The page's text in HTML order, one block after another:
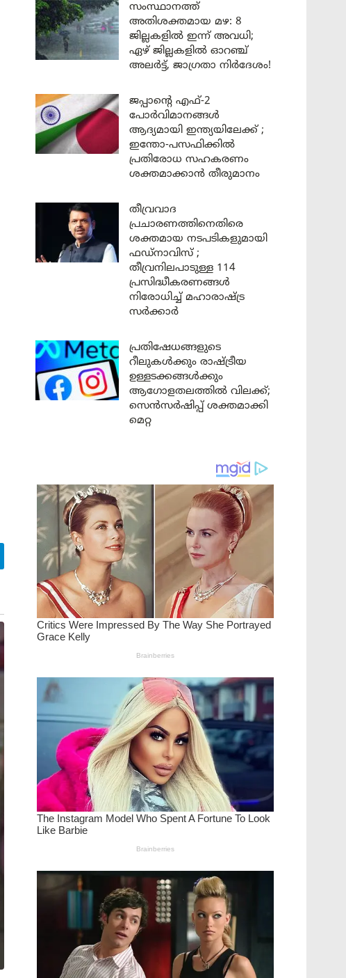
സംസ്ഥാനത്ത്
അതിശക്തമായ മഴ: 8
ജില്ലകളിൽ ഇന്ന് അവധി;
ഏഴ് ജില്ലകളിൽ ഓറഞ്ച്
അലർട്ട്, ജാഗ്രതാ നിർദേശം!
ജപ്പാന്റെ എഫ്-2
പോർവിമാനങ്ങൾ
ആദ്യമായി ഇന്ത്യയിലേക്ക് ;
ഇന്തോ-പസഫിക്കിൽ
പ്രതിരോധ സഹകരണം
ശക്തമാക്കാൻ തീരുമാനം
തീവ്രവാദ
പ്രചാരണത്തിനെതിരെ
ശക്തമായ നടപടികളുമായി
ഫഡ്നാവിസ് ;
തീവ്രനിലപാടുള്ള 114
പ്രസിദ്ധീകരണങ്ങൾ
നിരോധിച്ച് മഹാരാഷ്ട്ര
സർക്കാർ
പ്രതിഷേധങ്ങളുടെ
റീലുകൾക്കും രാഷ്ട്രീയ
ഉള്ളടക്കങ്ങൾക്കും
ആഗോളതലത്തിൽ വിലക്ക്;
സെൻസർഷിപ്പ് ശക്തമാക്കി
മെറ്റ